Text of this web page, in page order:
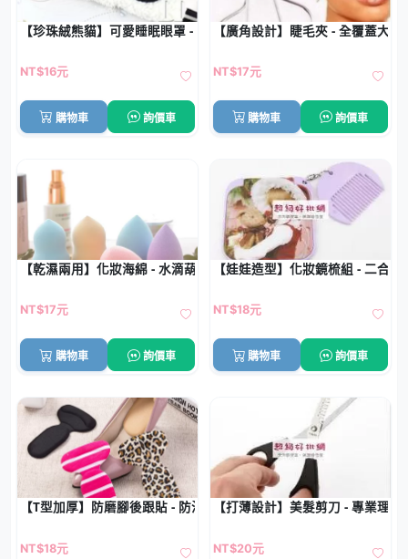
【珍珠絨熊貓】可愛睡眠眼罩 - 柔軟舒適遮光眼罩
NT$16元
購物車 詢價車
【廣角設計】睫毛夾 - 全覆蓋大眼
NT$17元
購物車 詢價車
【乾濕兩用】化妝海綿 - 水滴葫蘆形粉底粉撲
NT$17元
購物車 詢價車
【娃娃造型】化妝鏡梳組 - 二合一
NT$18元
購物車 詢價車
【T型加厚】防磨腳後跟貼 - 防滑防掉跟2合1
NT$18元
【打薄設計】美髮剪刀 - 專業理髮
NT$20元